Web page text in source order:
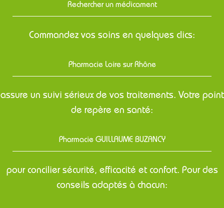
Rechercher un médicament
Commandez vos soins en quelques clics:
Pharmacie Loire sur Rhône
assure un suivi sérieux de vos traitements. Votre point
de repère en santé:
Pharmacie GUILLAUME BUZANCY
pour concilier sécurité, efficacité et confort. Pour des
conseils adaptés à chacun: